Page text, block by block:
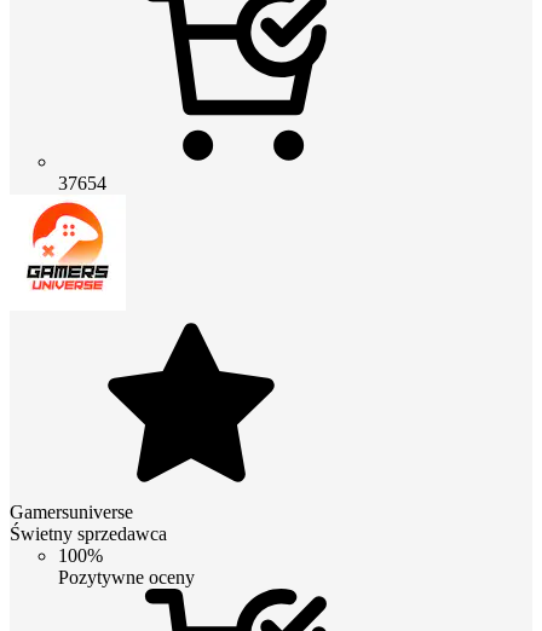
37654
Gamersuniverse
Świetny sprzedawca
100%
Pozytywne oceny